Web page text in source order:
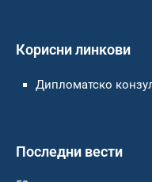
Корисни линкови
Дипломатско
Последни вести